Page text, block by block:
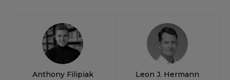
Anthony Filipiak Leon J. Hermann